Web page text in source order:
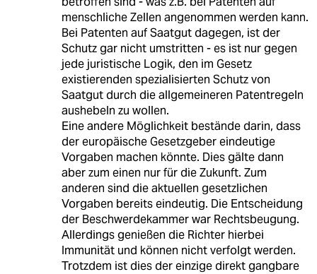
menschliche Zellen angenommen werden kann.
Bei Patenten auf Saatgut dagegen, ist der
Schutz gar nicht umstritten - es ist nur gegen
jede juristische Logik, den im Gesetz
existierenden spezialisierten Schutz von
Saatgut durch die allgemeineren Patentregeln
aushebeln zu wollen.
Eine andere Möglichkeit bestände darin, dass
der europäische Gesetzgeber eindeutige
Vorgaben machen könnte. Dies gälte dann
aber zum einen nur für die Zukunft. Zum
anderen sind die aktuellen gesetzlichen
Vorgaben bereits eindeutig. Die Entscheidung
der Beschwerdekammer war Rechtsbeugung.
Allerdings genießen die Richter hierbei
Immunität und können nicht verfolgt werden.
Trotzdem ist dies der einzige direkt gangbare